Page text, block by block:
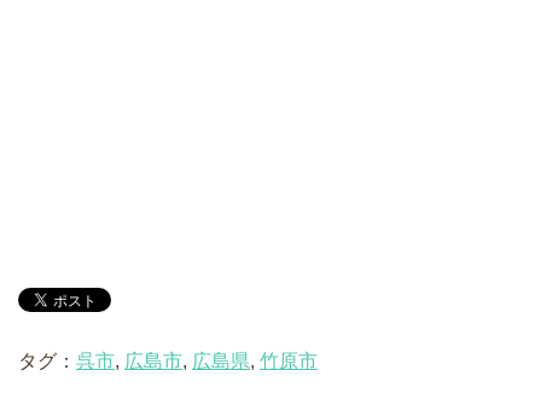
タグ： 呉市, 広島市, 広島県, 竹原市